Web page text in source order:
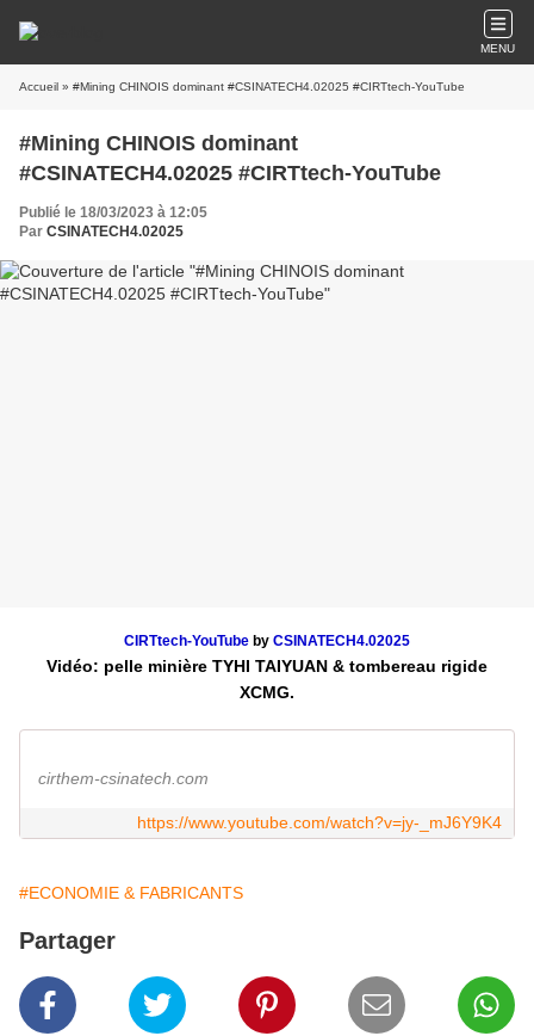
MENU
Accueil » #Mining CHINOIS dominant #CSINATECH4.02025 #CIRTtech-YouTube
#Mining CHINOIS dominant
#CSINATECH4.02025 #CIRTtech-YouTube
Publié le 18/03/2023 à 12:05
Par CSINATECH4.02025
CIRTtech-YouTube by CSINATECH4.02025
Vidéo: pelle minière TYHI TAIYUAN & tombereau rigide
XCMG.
cirthem-csinatech.com
https://www.youtube.com/watch?v=jy-_mJ6Y9K4
#ECONOMIE & FABRICANTS
Partager